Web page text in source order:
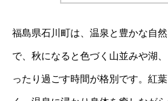
福島県石川町は、温泉と豊かな自
で、秋になると色づく山並みや湖
ったり過ごす時間が格別です。紅